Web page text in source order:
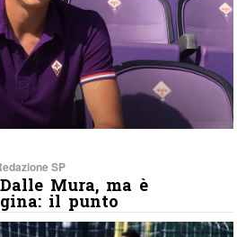
SP
Mura, ma è
il punto